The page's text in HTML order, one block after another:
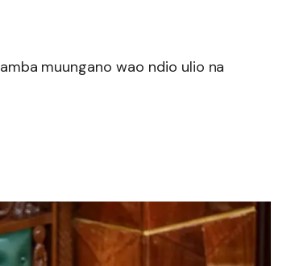
muungano wao ndio ulio na